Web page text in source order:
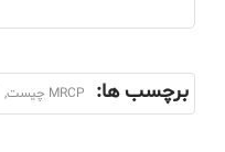
برچسب ها: MRCP چیست ,